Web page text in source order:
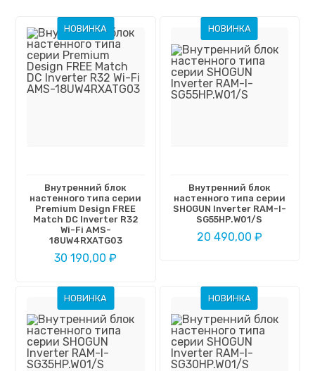
НОВИНКА
Внутренний блок
настенного типа серии
Premium Design FREE
Match DC Inverter R32
Wi-Fi AMS-
18UW4RXATG03
30 190,00 ₽
НОВИНКА
Внутренний блок
настенного типа серии
SHOGUN Inverter RAM-I-
SG55HP.W01/S
20 490,00 ₽
НОВИНКА НОВИНКА